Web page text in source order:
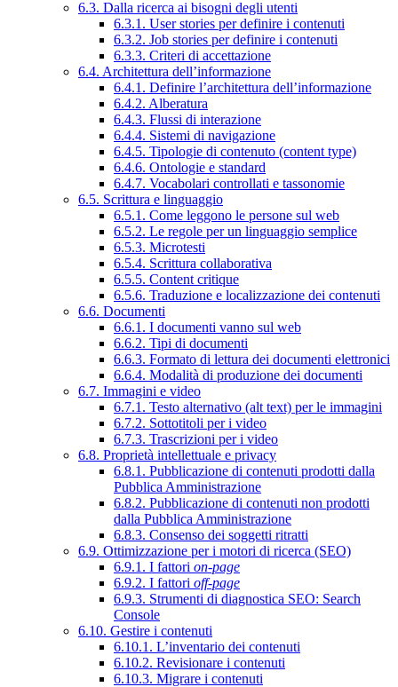
6.3. Dalla ricerca ai bisogni degli utenti
6.3.1. User stories per definire i contenuti
6.3.2. Job stories per definire i contenuti
6.3.3. Criteri di accettazione
6.4. Architettura dell’informazione
6.4.1. Definire l’architettura dell’informazione
6.4.2. Alberatura
6.4.3. Flussi di interazione
6.4.4. Sistemi di navigazione
6.4.5. Tipologie di contenuto (content type)
6.4.6. Ontologie e standard
6.4.7. Vocabolari controllati e tassonomie
6.5. Scrittura e linguaggio
6.5.1. Come leggono le persone sul web
6.5.2. Le regole per un linguaggio semplice
6.5.3. Microtesti
6.5.4. Scrittura collaborativa
6.5.5. Content critique
6.5.6. Traduzione e localizzazione dei contenuti
6.6. Documenti
6.6.1. I documenti vanno sul web
6.6.2. Tipi di documenti
6.6.3. Formato di lettura dei documenti elettronici
6.6.4. Modalità di produzione dei documenti
6.7. Immagini e video
6.7.1. Testo alternativo (alt text) per le immagini
6.7.2. Sottotitoli per i video
6.7.3. Trascrizioni per i video
6.8. Proprietà intellettuale e privacy
6.8.1. Pubblicazione di contenuti prodotti dalla
Pubblica Amministrazione
6.8.2. Pubblicazione di contenuti non prodotti
dalla Pubblica Amministrazione
6.8.3. Consenso dei soggetti ritratti
6.9. Ottimizzazione per i motori di ricerca (SEO)
6.9.1. I fattori on-page
6.9.2. I fattori off-page
6.9.3. Strumenti di diagnostica SEO: Search
Console
6.10. Gestire i contenuti
6.10.1. L’inventario dei contenuti
6.10.2. Revisionare i contenuti
6.10.3. Migrare i contenuti